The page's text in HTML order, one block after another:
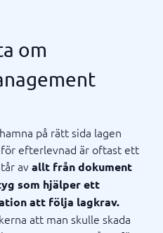
om
på rätt sida lagen
efterlevnad är oftast ett
avallt från dokument
som hjälper ett
att följa lagkrav.
att man skulle skada